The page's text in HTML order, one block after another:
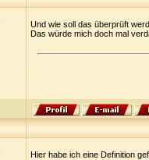
Und wie soll das überprüft
Das würde mich doch mal
Hier habe ich eine Definition